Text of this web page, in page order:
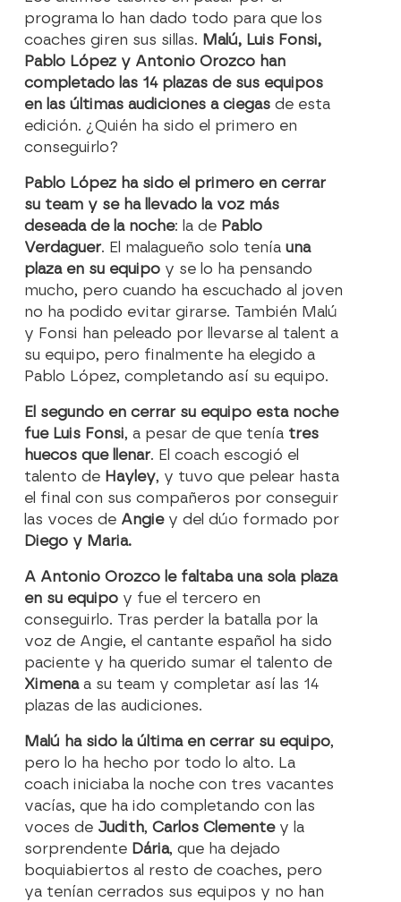
programa lo han dado todo para que los
coaches giren sus sillas. Malú, Luis Fonsi,
Pablo López y Antonio Orozco han
completado las 14 plazas de sus equipos
en las últimas audiciones a ciegas de esta
edición. ¿Quién ha sido el primero en
conseguirlo?
Pablo López ha sido el primero en cerrar
su team y se ha llevado la voz más
deseada de la noche: la de Pablo
Verdaguer. El malagueño solo teníauna
plaza en su equipo y se lo ha pensando
mucho, pero cuando ha escuchado al joven
no ha podido evitar girarse. También Malú
y Fonsi han peleado por llevarse al talent a
su equipo, pero finalmente ha elegido a
Pablo López, completando así su equipo.
El segundo en cerrar su equipo esta noche
fue Luis Fonsi, a pesar de que tenía tres
huecos que llenar. El coach escogió el
talento de Hayley, y tuvo que pelear hasta
el final con sus compañeros por conseguir
las voces de Angiey del dúo formado por
Diego y Maria.
A Antonio Orozco le faltaba una sola plaza
en su equipo y fue el tercero en
conseguirlo. Tras perder la batalla por la
voz de Angie, el cantante español ha sido
paciente y ha querido sumar el talento de
Ximenaa su team y completar así las 14
plazas de las audiciones.
Malú ha sido la última en cerrar su equipo,
pero lo ha hecho por todo lo alto. La
coach iniciaba la noche con tres vacantes
vacías, que ha ido completando con las
voces de Judith,Carlos Clementey la
sorprendente Dária, que ha dejado
boquiabiertos al resto de coaches, pero
ya tenían cerrados sus equipos y no han